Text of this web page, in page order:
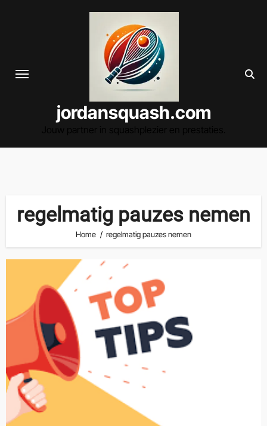
jordansquash.com
regelmatig pauzes nemen
Home regelmatig pauzes nemen